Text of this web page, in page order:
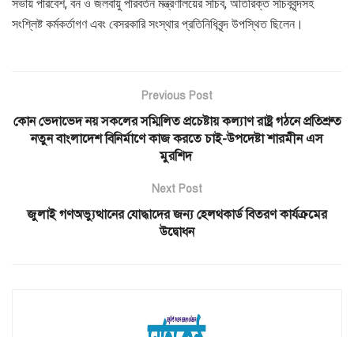
সভায় পরিবেশ, বন ও জলবায়ু পরিবর্তন মন্ত্রণালয়ের সচিব, অতিরিক্ত সচিববৃন্দসহ
সংশ্লিষ্ট কর্মকর্তাগণ এবং বেসরকারি সংস্থার প্রতিনিধিবৃন্দ উপস্থিত ছিলেন।
Previous Post
কোন ভেদাভেদ নয় সকলের সম্মিলিত প্রচেষ্টায় কল্যাণ রাষ্ট্র গঠনে প্রতিশ্রুত
নতুন বাংলাদেশ বিনির্মাণে কাজ করতে চাই-উপদেষ্টা শারমীন এস
মুরশিদ
Next Post
জুলাই গণঅভ্যুত্থানের যোদ্ধাদের জন্য হেলথকার্ড বিতরণ কার্যক্রমের
উদ্বোধন